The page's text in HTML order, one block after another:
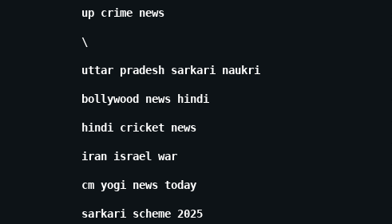
up crime news
\
uttar pradesh sarkari naukri
bollywood news hindi
hindi cricket news
iran israel war
cm yogi news today
sarkari scheme 2025